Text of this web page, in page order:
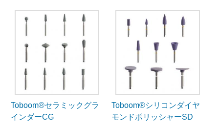
Toboom®セラミックグラ
インダーCG
Toboom®シリコンダイヤ
モンドポリッシャーSD